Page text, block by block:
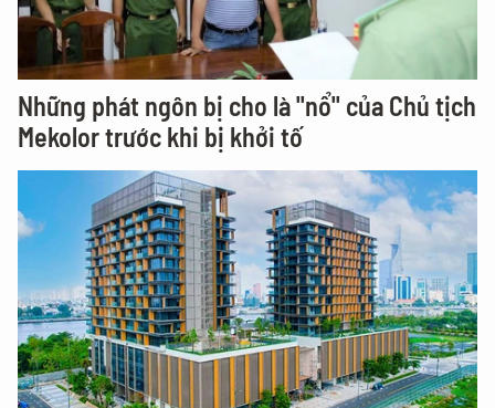
Những phát ngôn bị cho là "nổ" của Chủ tịch
Mekolor trước khi bị khởi tố